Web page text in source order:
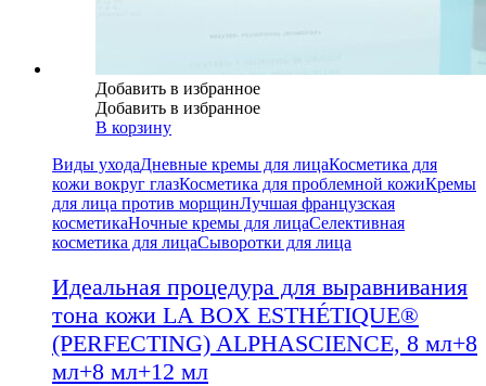
Добавить в избранное
Добавить в избранное
В корзину
Виды уходаДневные кремы для лицаКосметика для
кожи вокруг глазКосметика для проблемной кожиКремы
для лица против морщинЛучшая французская
косметикаНочные кремы для лицаСелективная
косметика для лицаСыворотки для лица
Идеальная процедура для выравнивания
тона кожи LA BOX ESTHÉTIQUE®
(PERFECTING) ALPHASCIENCE, 8 мл+8
мл+8 мл+12 мл